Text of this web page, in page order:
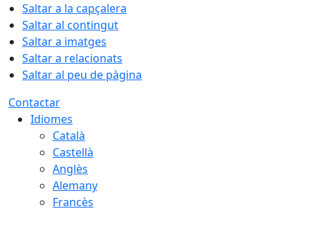
Saltar a la capçalera
Saltar al contingut
Saltar a imatges
Saltar a relacionats
Saltar al peu de pàgina
Contactar
Idiomes
Català
Castellà
Anglès
Alemany
Francès